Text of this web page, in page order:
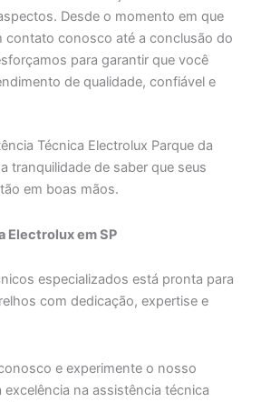
Desde o momento em que
contato conosco até a conclusão do
para garantir que você
de qualidade, confiável e
Técnica Electrolux Parque da
tranquilidade de saber que seus
em boas mãos.
Electrolux em SP
especializados está pronta para
com dedicação, expertise e
e experimente o nosso
na assistência técnica